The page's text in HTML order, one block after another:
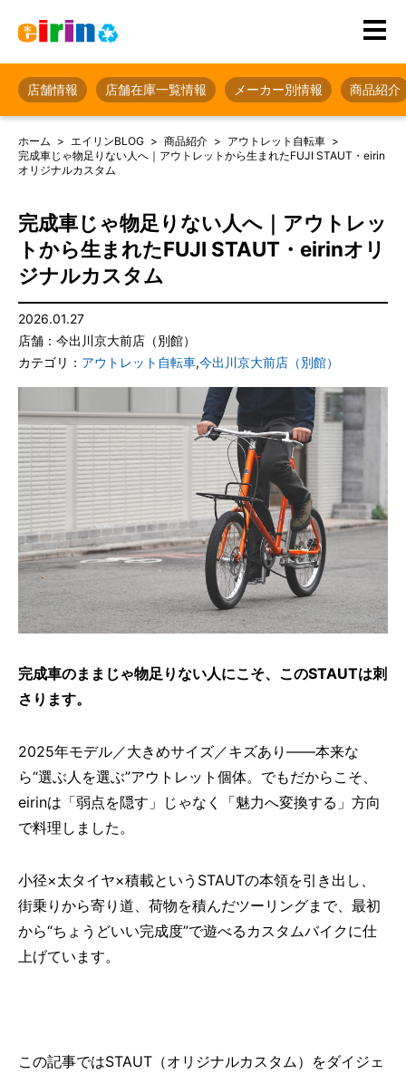
店舗情報 店舗在庫一覧情報 メーカー別情報 商品紹介
ホーム エイリンBLOG 商品紹介
アウトレット自転車
完成車じゃ物足りない人へ｜アウトレットから生まれたFUJI STAUT・eirin
オリジナルカスタム
完成車じゃ物足りない人へ｜アウトレッ
トから生まれたFUJI STAUT・eirinオリ
ジナルカスタム
2026.01.27
店舗：今出川京大前店（別館）
カテゴリ： アウトレット自転車,今出川京大前店（別館）
完成車のままじゃ物足りない人にこそ、このSTAUTは刺
さります。
2025年モデル／大きめサイズ／キズあり——本来な
ら“選ぶ人を選ぶ”アウトレット個体。でもだからこそ、
eirinは「弱点を隠す」じゃなく「魅力へ変換する」方向
で料理しました。
小径×太タイヤ×積載というSTAUTの本領を引き出し、
街乗りから寄り道、荷物を積んだツーリングまで、最初
から“ちょうどいい完成度”で遊べるカスタムバイクに仕
上げています。
この記事ではSTAUT（オリジナルカスタム）をダイジェ